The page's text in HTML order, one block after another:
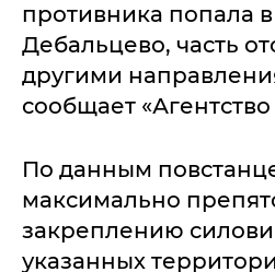
противника попала
Дебальцево, часть
другими
сообщает
По данным
максимально
закреплению
указанных